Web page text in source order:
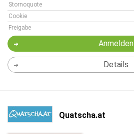
Stornoquote
Cookie
Freigabe
Anmelden
Details
Quatscha.at